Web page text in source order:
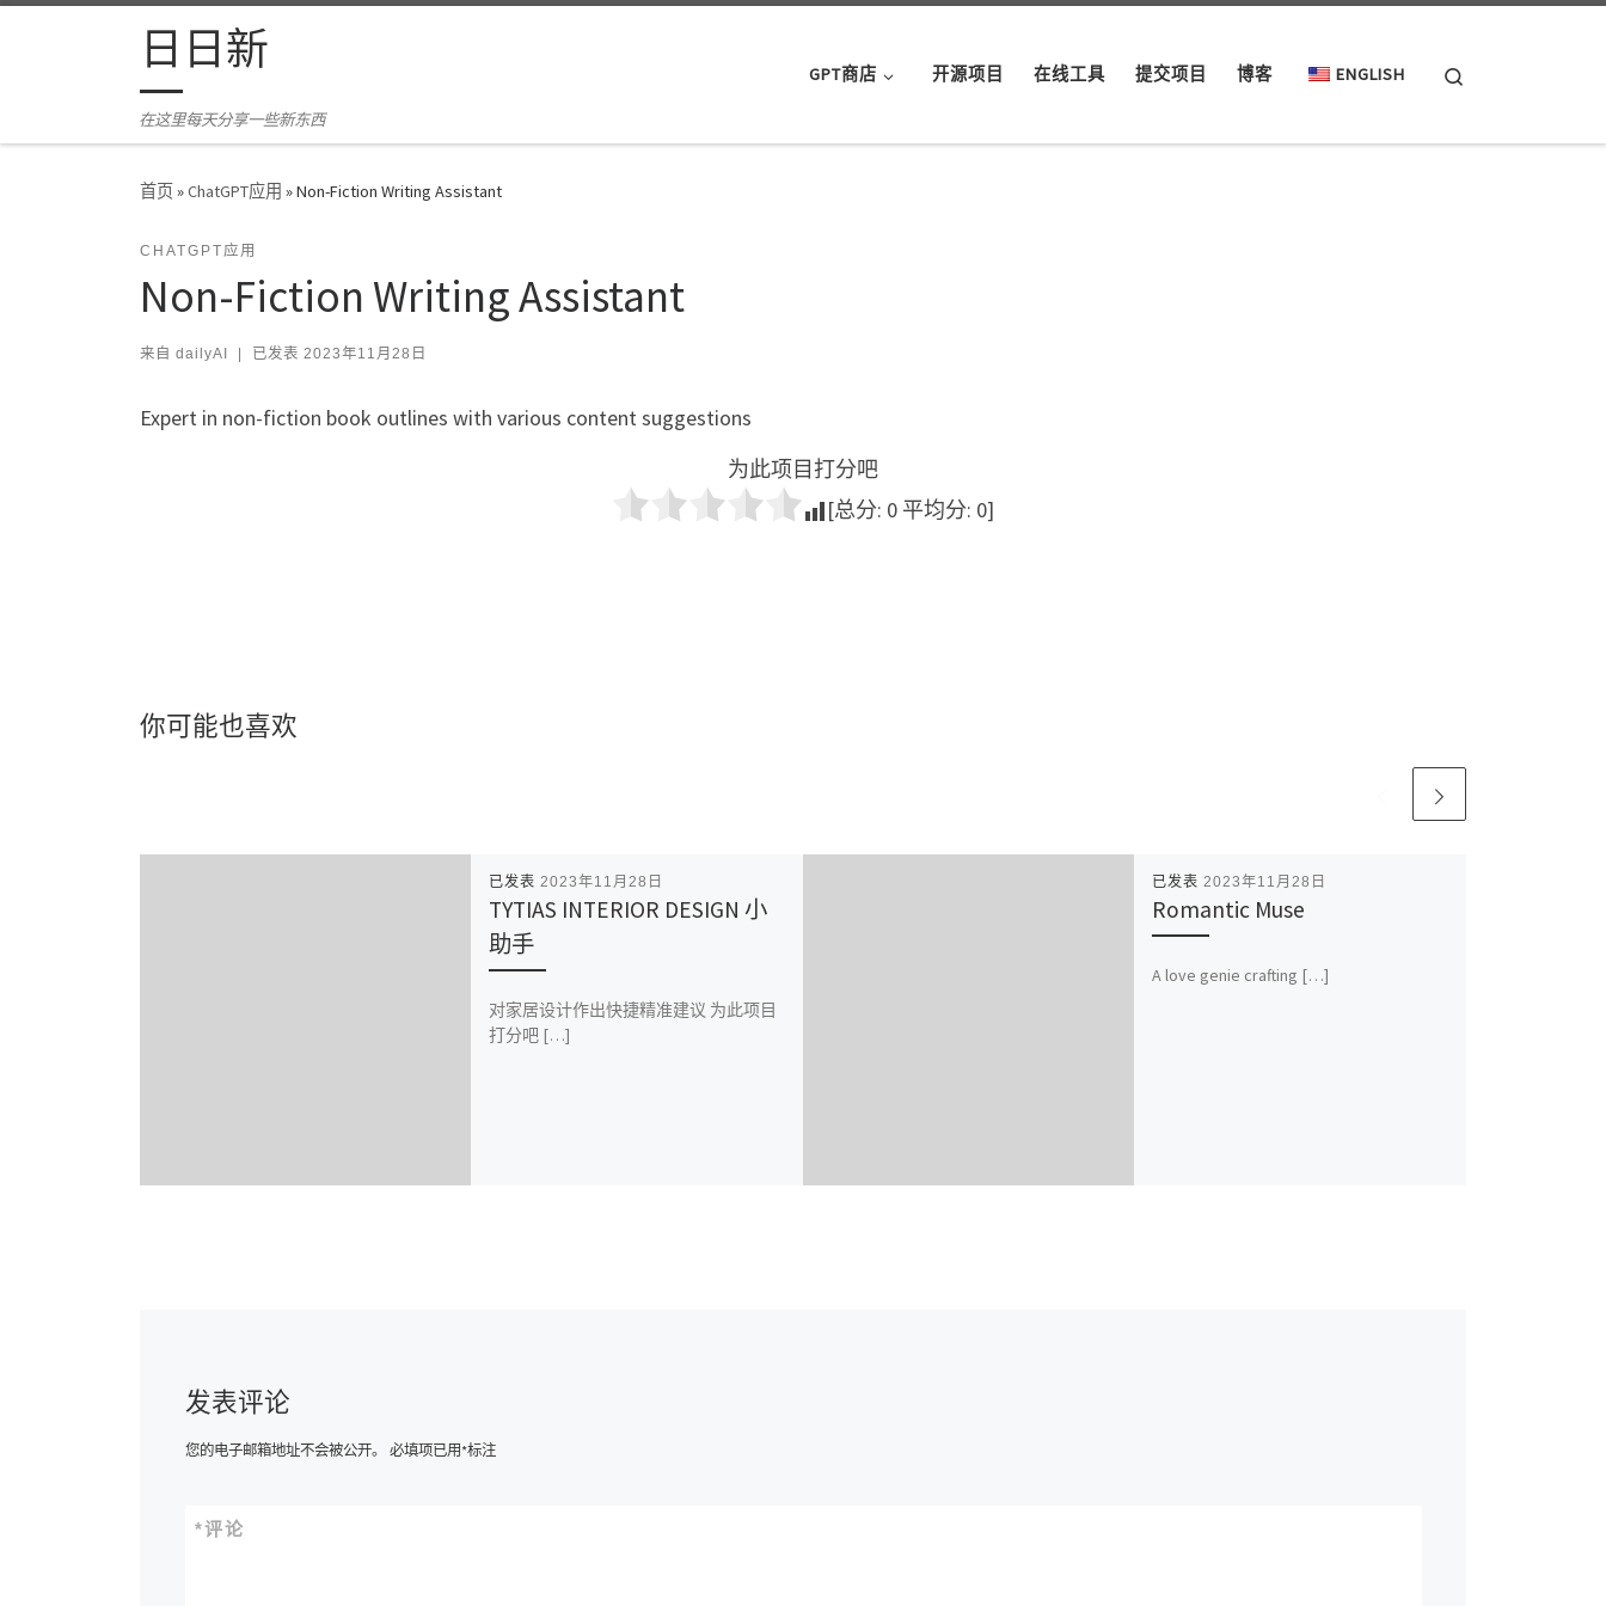
Skip to content日日新
在这里每天分享一些新东西
GPT商店 开源项目 在线工具 提交项目 博客 ENGLISH
首页»ChatGPT应用 »Non-Fiction Writing Assistant
CHATGPT应用
Non-Fiction Writing Assistant
来自 dailyAI 已发表 2023年11月28日
Expert in non-fiction book outlines with various content suggestions
为此项目打分吧
[总分: 0 平均分: 0]
你可能也喜欢
已发表 2023年11月28日
TYTIAS INTERIOR DESIGN 小
助手
对家居设计作出快捷精准建议 为此项目
打分吧 […]
已发表 2023年11月28日
Romantic Muse
A love genie crafting […]
发表评论
您的电子邮箱地址不会被公开。 必填项已用*标注
评论
*